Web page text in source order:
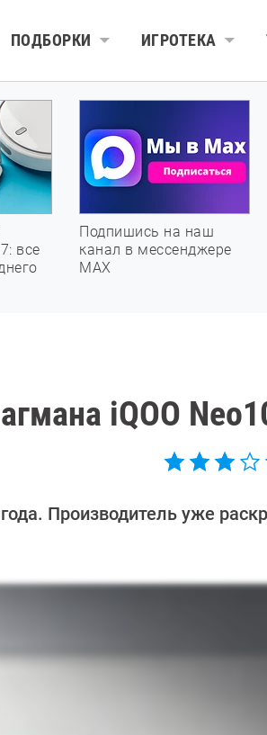
ПОДБОРКИ ИГРОТЕКА
все
Подпишись на наш
канал в мессенджере
МАХ
iQOO
Производитель уже